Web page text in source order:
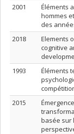
2001
Éléments
hommes
des
2018
Elements
cognitive
1993
Éléments
2015
basée sur